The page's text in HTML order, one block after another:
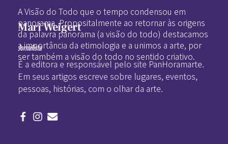
A Visão do Todo que o tempo condensou em
panorama. Propositalmente ao retornar às origens
da palavra panorama (a visão do todo) destacamos
a importância da etimologia e a unimos a arte, por
ser também a visão do todo no sentido criativo.
Mari Weigert
Jornalista
É a editora e responsável pelo site PanHoramarte.
Em seus artigos escreve sobre lugares, eventos,
pessoas, histórias, com o olhar da arte.